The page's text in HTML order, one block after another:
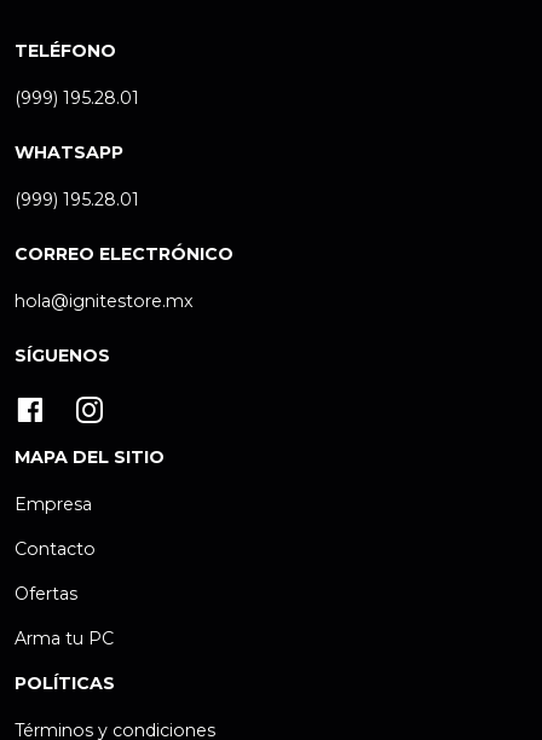
TELÉFONO
(999) 195.28.01
WHATSAPP
(999) 195.28.01
CORREO ELECTRÓNICO
hola@ignitestore.mx
SÍGUENOS
MAPA DEL SITIO
Empresa
Contacto
Ofertas
Arma tu PC
POLÍTICAS
Términos y condiciones